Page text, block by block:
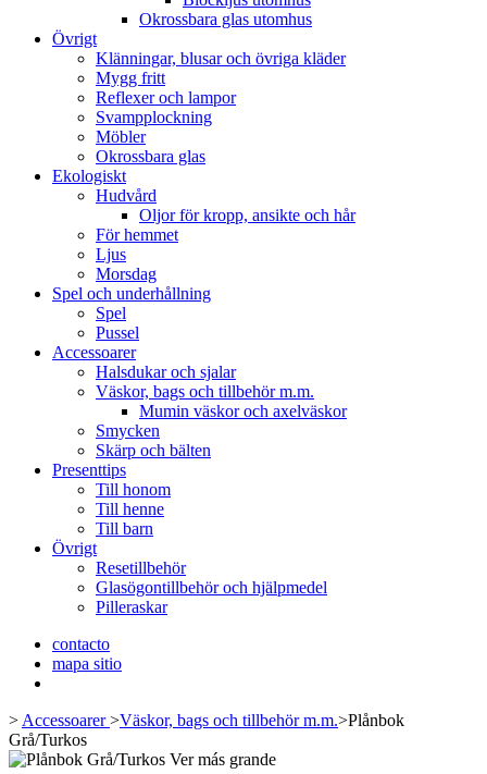
Okrossbara glas utomhus
Övrigt
Klänningar, blusar och övriga kläder
Mygg fritt
Reflexer och lampor
Svampplockning
Möbler
Okrossbara glas
Ekologiskt
Hudvård
Oljor för kropp, ansikte och hår
För hemmet
Ljus
Morsdag
Spel och underhållning
Spel
Pussel
Accessoarer
Halsdukar och sjalar
Väskor, bags och tillbehör m.m.
Mumin väskor och axelväskor
Smycken
Skärp och bälten
Presenttips
Till honom
Till henne
Till barn
Övrigt
Resetillbehör
Glasögontillbehör och hjälpmedel
Pilleraskar
contacto
mapa sitio
> Accessoarer>Väskor, bags och tillbehör m.m.>Plånbok
Grå/Turkos
Ver más grande